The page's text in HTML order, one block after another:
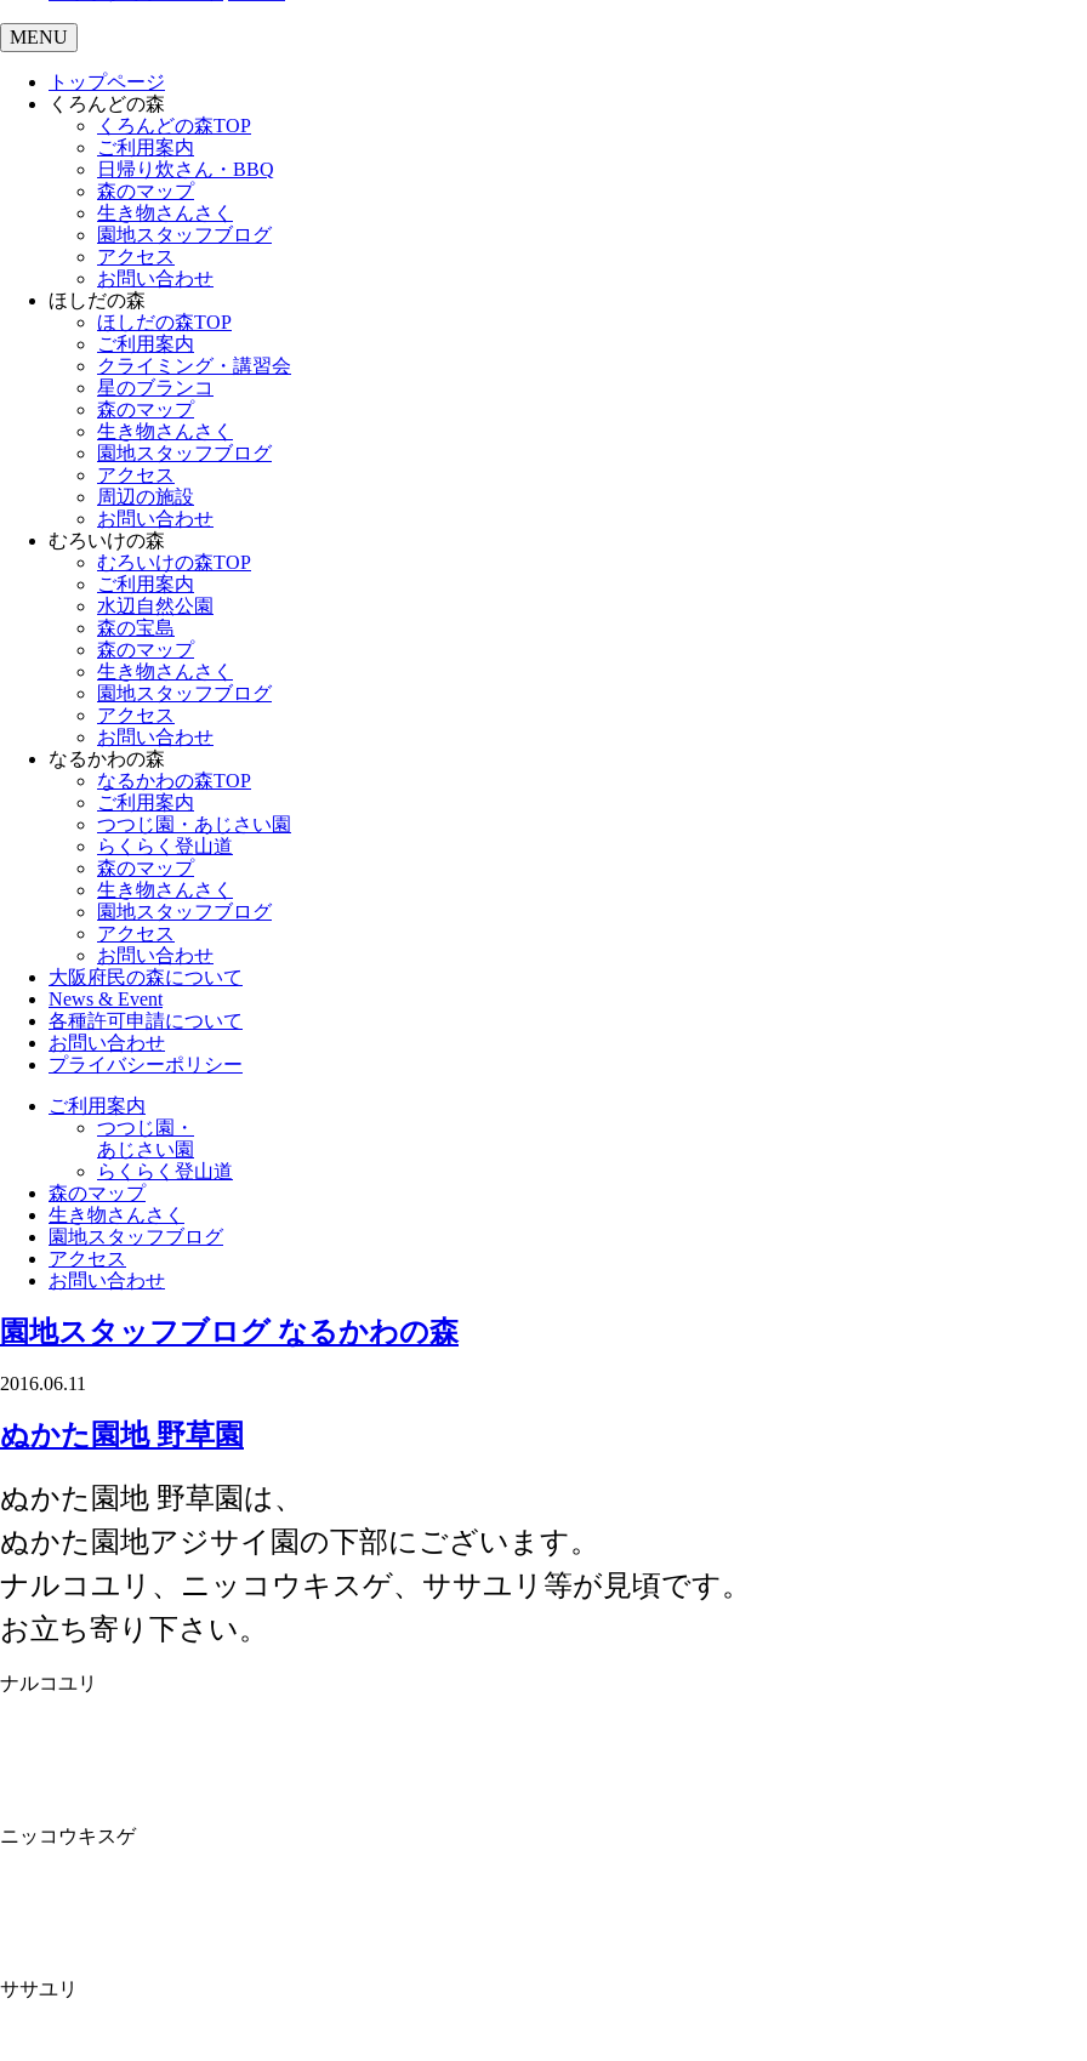
MENU
トップページ
くろんどの森
くろんどの森TOP
ご利用案内
日帰り炊さん・BBQ
森のマップ
生き物さんさく
園地スタッフブログ
アクセス
お問い合わせ
ほしだの森
ほしだの森TOP
ご利用案内
クライミング・講習会
星のブランコ
森のマップ
生き物さんさく
園地スタッフブログ
アクセス
周辺の施設
お問い合わせ
むろいけの森
むろいけの森TOP
ご利用案内
水辺自然公園
森の宝島
森のマップ
生き物さんさく
園地スタッフブログ
アクセス
お問い合わせ
なるかわの森
なるかわの森TOP
ご利用案内
つつじ園・あじさい園
らくらく登山道
森のマップ
生き物さんさく
園地スタッフブログ
アクセス
お問い合わせ
大阪府民の森について
News & Event
各種許可申請について
お問い合わせ
プライバシーポリシー
ご利用案内
つつじ園・
あじさい園
らくらく登山道
森のマップ
生き物さんさく
園地スタッフブログ
アクセス
お問い合わせ
園地スタッフブログ なるかわの森
2016.06.11
ぬかた園地 野草園
ぬかた園地 野草園は、
ぬかた園地アジサイ園の下部にございます。
ナルコユリ、ニッコウキスゲ、ササユリ等が見頃です。
お立ち寄り下さい。
ナルコユリ
ニッコウキスゲ
ササユリ